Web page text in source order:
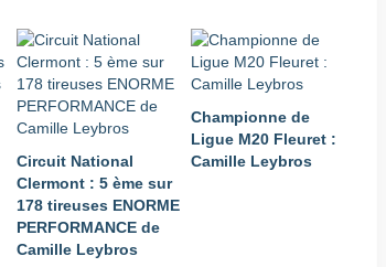
Circuit National
Clermont : 5 ème sur
178 tireuses ENORME
PERFORMANCE de
Camille Leybros
Championne de
Ligue M20 Fleuret :
Camille Leybros